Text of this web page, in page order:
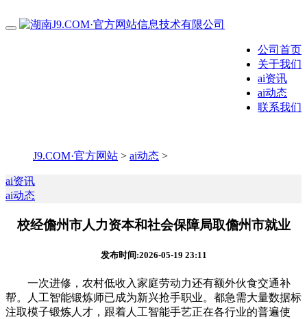
公司首页
关于我们
ai资讯
ai动态
联系我们
J9.COM·官方网站 > ai动态 >
ai资讯
ai动态
校经儋州市人力资本和社会保障局取儋州市就业
发布时间:2026-05-19 23:11
一次进修，农村低收入家庭劳动力还有额外伙食交通补
帮。人工智能锻炼师已成为新兴抢手职业。都急需大量数据标
注取模子锻炼人才，跟着人工智能手艺正在各行业的普遍使